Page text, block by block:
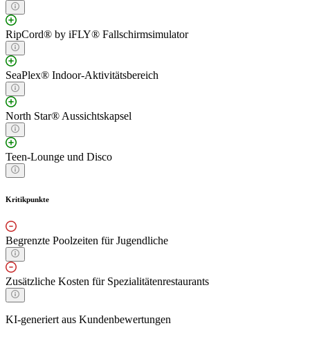
RipCord® by iFLY® Fallschirmsimulator
SeaPlex® Indoor-Aktivitätsbereich
North Star® Aussichtskapsel
Teen-Lounge und Disco
Kritikpunkte
Begrenzte Poolzeiten für Jugendliche
Zusätzliche Kosten für Spezialitätenrestaurants
KI-generiert aus Kundenbewertungen